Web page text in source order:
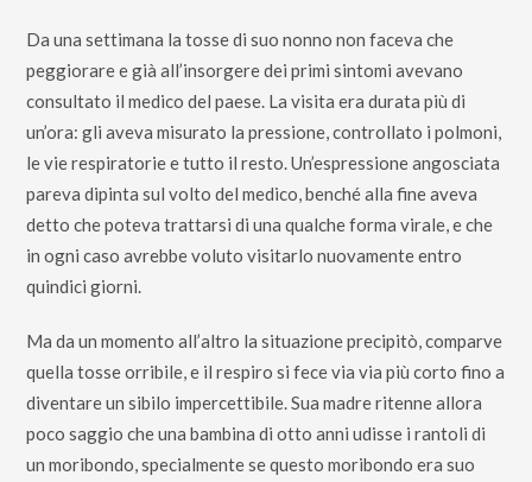
Da una settimana la tosse di suo nonno non faceva che
peggiorare e già all’insorgere dei primi sintomi avevano
consultato il medico del paese. La visita era durata più di
un’ora: gli aveva misurato la pressione, controllato i polmoni,
le vie respiratorie e tutto il resto. Un’espressione angosciata
pareva dipinta sul volto del medico, benché alla fine aveva
detto che poteva trattarsi di una qualche forma virale, e che
in ogni caso avrebbe voluto visitarlo nuovamente entro
quindici giorni.
Ma da un momento all’altro la situazione precipitò, comparve
quella tosse orribile, e il respiro si fece via via più corto fino a
diventare un sibilo impercettibile. Sua madre ritenne allora
poco saggio che una bambina di otto anni udisse i rantoli di
un moribondo, specialmente se questo moribondo era suo